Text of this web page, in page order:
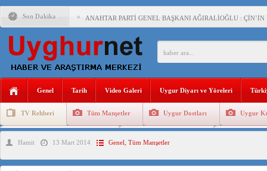
Son Dakika ANAHTAR PARTİ GENEL BAŞKANI AĞIRALİOĞLU :
ÇİN’İN DOĞU TÜRKİSTAN’DAKİ UYGULAMALARI
150 YILDIR KAYNAYAN YARAMIZ : ÇİN İŞGALİNDEKİ
ÇİN’İN UYGUR POLİTİKALARINI ÖVEN DİYANET
ÇİN’İN ANKARA BÜYÜKELÇİSİ JİANG’İN TRABZON
İŞGALCİ ÇİN’DEN “FETİHLER SULTANI
Genel Tarih Video Galeri Uygur Diyarı ve Yöreleri
TV Rehberi Tüm Manşetler Uygur Dostları Uygur
Uygurlarda Düğün ve Cenaze
Hamit 13 Mart 2014 Genel Tüm Manşetler